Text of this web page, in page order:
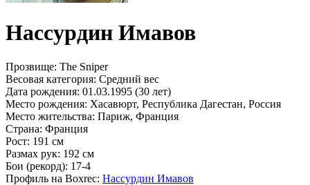
Нассурдин Имавов
Прозвище: The Sniper
Весовая категория: Средний вес
Дата рождения: 01.03.1995 (30 лет)
Место рождения: Хасавюрт, Республика Дагестан, Россия
Место жительства: Париж, Франция
Страна: Франция
Рост: 191 см
Размах рук: 192 см
Бои (рекорд): 17-4
Профиль на Boxrec: Нассурдин Имавов